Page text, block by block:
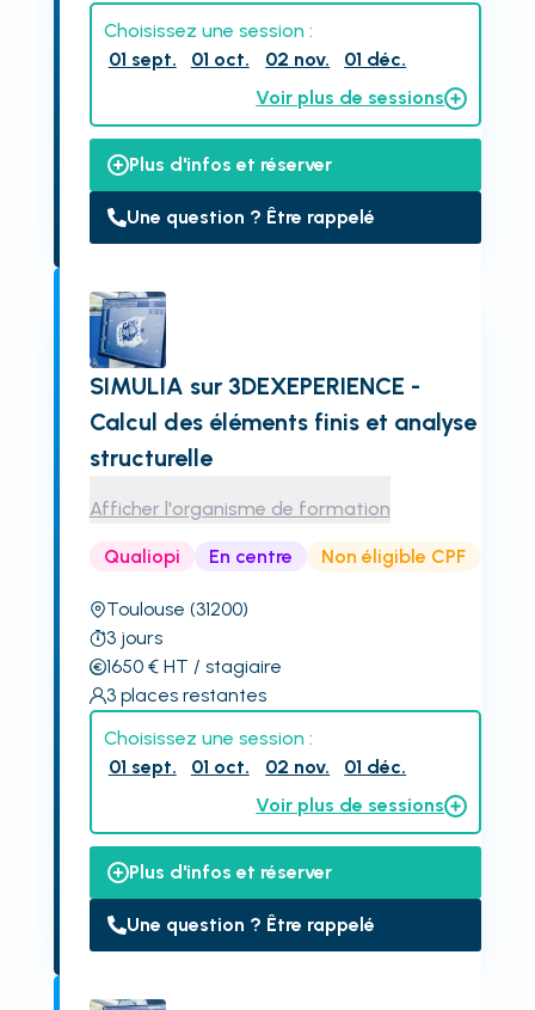
Choisissez une session :
01 sept.
01 oct. 02 nov.
01 déc.
Voir plus de sessions
Plus d'infos et réserver
Une question ? Être rappelé
SIMULIA sur 3DEXEPERIENCE -
Calcul des éléments finis et analyse
structurelle
Afficher l'organisme de formation
Qualiopi En centre Non éligible CPF
Toulouse (31200)
3 jours
1650€ HT / stagiaire
3 places restantes
Choisissez une session :
01 sept.
01 oct. 02 nov.
01 déc.
Voir plus de sessions
Plus d'infos et réserver
Une question ? Être rappelé